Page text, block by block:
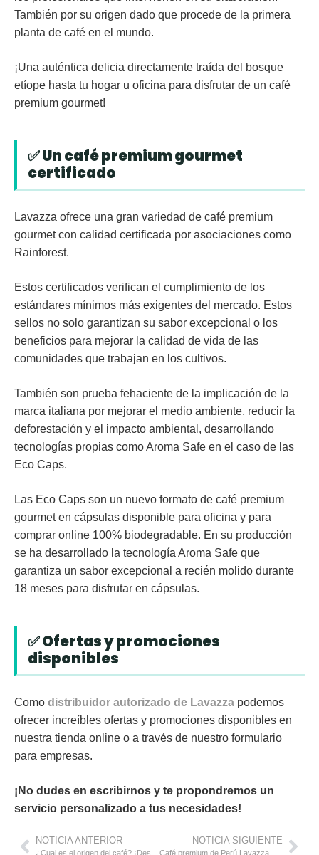
También por su origen dado que procede de la primera
planta de café en el mundo.
¡Una auténtica delicia directamente traída del bosque
etíope hasta tu hogar u oficina para disfrutar de un café
premium gourmet!
✅ Un café premium gourmet
certificado
Lavazza ofrece una gran variedad de café premium
gourmet con calidad certificada por asociaciones como
Rainforest.
Estos certificados verifican el cumplimiento de los
estándares mínimos más exigentes del mercado. Estos
sellos no solo garantizan su sabor excepcional o los
beneficios para mejorar la calidad de vida de las
comunidades que trabajan en los cultivos.
También son prueba fehaciente de la implicación de la
marca italiana por mejorar el medio ambiente, reducir la
deforestación y el impacto ambiental, desarrollando
tecnologías propias como Aroma Safe en el caso de las
Eco Caps.
Las Eco Caps son un nuevo formato de café premium
gourmet en cápsulas disponible para oficina y para
comprar online 100% biodegradable. En su producción
se ha desarrollado la tecnología Aroma Safe que
garantiza un sabor excepcional a recién molido durante
18 meses para disfrutar en cápsulas.
✅ Ofertas y promociones
disponibles
Como distribuidor autorizado de Lavazza podemos
ofrecer increíbles ofertas y promociones disponibles en
nuestra tienda online o a través de nuestro formulario
para empresas.
¡No dudes en escribirnos y te propondremos un
servicio personalizado a tus necesidades!
NOTICIA ANTERIOR NOTICIA SIGUIENTE